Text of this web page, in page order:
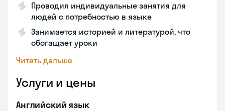
Проводил индивидуальные занятия для
людей с потребностью в языке
Занимается историей и литературой, что
обогащает уроки
Читать дальше
Услуги и цены
Английский язык